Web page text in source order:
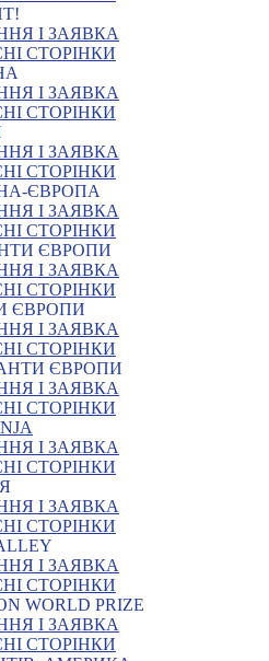
І ЗАЯВКА
СТОРІНКИ
І ЗАЯВКА
СТОРІНКИ
І ЗАЯВКА
СТОРІНКИ
ЄВРОПА
І ЗАЯВКА
СТОРІНКИ
ЄВРОПИ
І ЗАЯВКА
СТОРІНКИ
ЄВРОПИ
І ЗАЯВКА
СТОРІНКИ
ЄВРОПИ
І ЗАЯВКА
СТОРІНКИ
І ЗАЯВКА
СТОРІНКИ
І ЗАЯВКА
СТОРІНКИ
І ЗАЯВКА
СТОРІНКИ
WORLD PRIZE
І ЗАЯВКА
СТОРІНКИ